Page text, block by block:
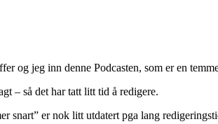
og jeg inn denne Podcasten, som er en
– så det har tatt litt tid å redigere.
snart” er nok litt utdatert pga lang